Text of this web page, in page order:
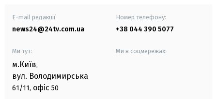
E-mail редакції
news24@24tv.com.ua
Номер телефону:
+38 044 390 5077
Ми тут:
м.Київ,
вул. Володимирська
61/11, офіс 50
Ми в соцмережах: